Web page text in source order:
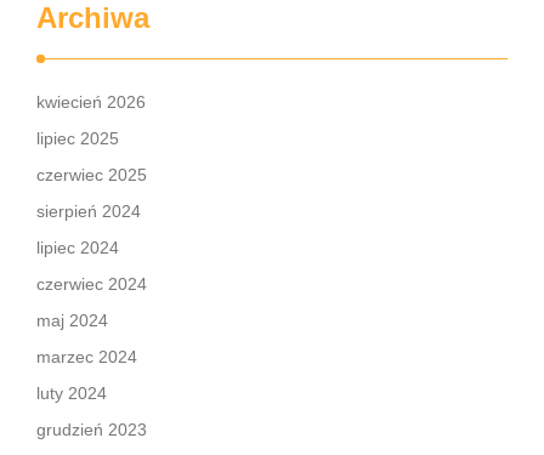
Archiwa
kwiecień 2026
lipiec 2025
czerwiec 2025
sierpień 2024
lipiec 2024
czerwiec 2024
maj 2024
marzec 2024
luty 2024
grudzień 2023